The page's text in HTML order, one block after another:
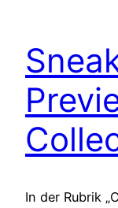
In der Rubrik